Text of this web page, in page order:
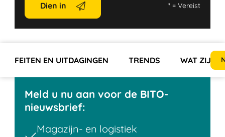
Dien in *= Vereist
FEITEN EN UITDAGINGEN TRENDS WAT ZIJN
Meld u nu aan voor de BITO-
nieuwsbrief:
Magazijn- en logistiek